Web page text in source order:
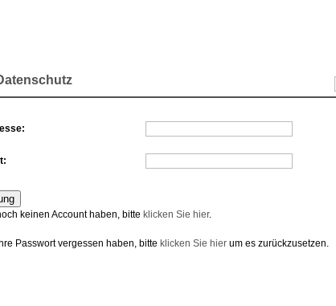
keinen Account haben, bitte klicken Sie hier.
Passwort vergessen haben, bitte klicken Sie hier um es zurückzusetzen.